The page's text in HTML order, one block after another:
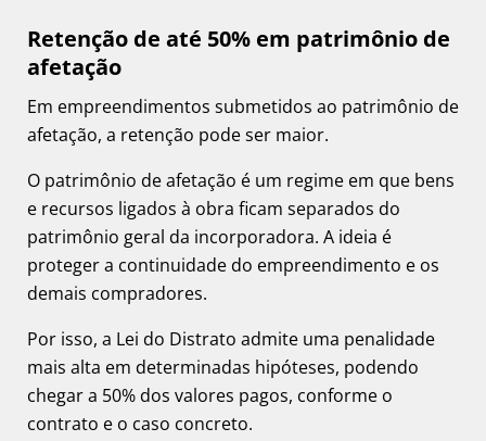
Retenção de até 50% em patrimônio de
afetação
Em empreendimentos submetidos ao patrimônio de
afetação, a retenção pode ser maior.
O patrimônio de afetação é um regime em que bens
e recursos ligados à obra ficam separados do
patrimônio geral da incorporadora. A ideia é
proteger a continuidade do empreendimento e os
demais compradores.
Por isso, a Lei do Distrato admite uma penalidade
mais alta em determinadas hipóteses, podendo
chegar a 50% dos valores pagos, conforme o
contrato e o caso concreto.